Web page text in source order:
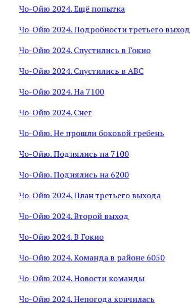
Чо-Ойю 2024. Ещё попытка
Чо-Ойю 2024. Подробности третьего
Чо-Ойю 2024. Спустились в Гокио
Чо-Ойю 2024. Спустились в ABC
Чо-Ойю 2024. На 7100
Чо-Ойю 2024. Снег
Чо-Ойю. Не прошли боковой гребень
Чо-Ойю. Поднялись на 7100
Чо-Ойю. Поднялись на 6200
Чо-Ойю 2024. План третьего выхода
Чо-Ойю 2024. Второй выход
Чо-Ойю 2024. В Гокио
Чо-Ойю 2024. Команда в районе 6050
Чо-Ойю 2024. Новости команды
Чо-Ойю 2024. Непогода кончилась